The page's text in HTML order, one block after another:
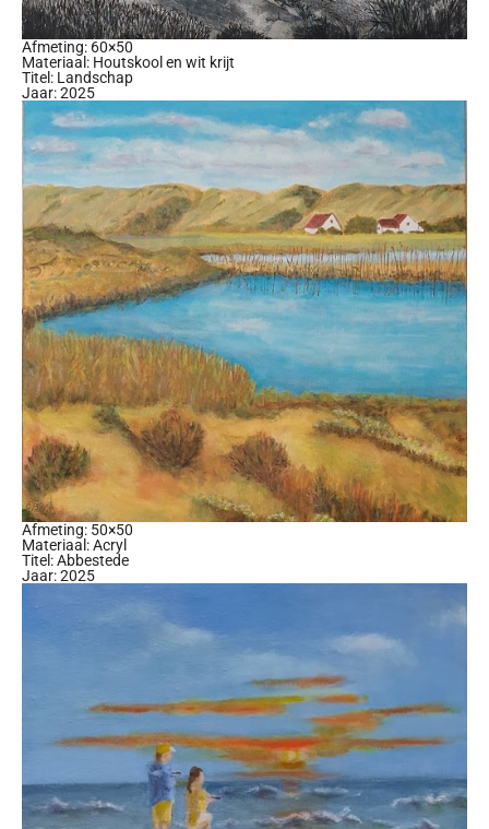
Afmeting: 60×50
Materiaal: Houtskool en wit krijt
Titel: Landschap
Jaar: 2025
Afmeting: 50×50
Materiaal: Acryl
Titel: Abbestede
Jaar: 2025